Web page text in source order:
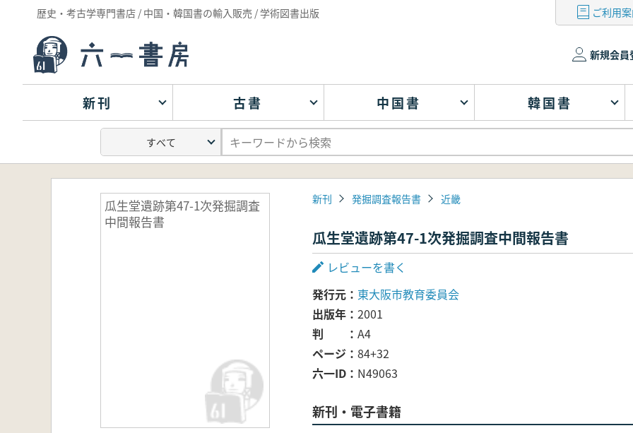
歴史・考古学専門書店 / 中国・韓国書の輸入販売 / 学術図書出版 ご利用
新規会員
新刊 古書 中国書 韓国書
瓜生堂遺跡第47-1次発掘調査
中間報告書
新刊 発掘調査報告書 近畿
瓜生堂遺跡第47-1次発掘調査中間報告書
レビューを書く
発行元
東大阪市教育委員会
出版年
2001
判
A4
ページ
84+32
六一ID
N49063
新刊・電子書籍